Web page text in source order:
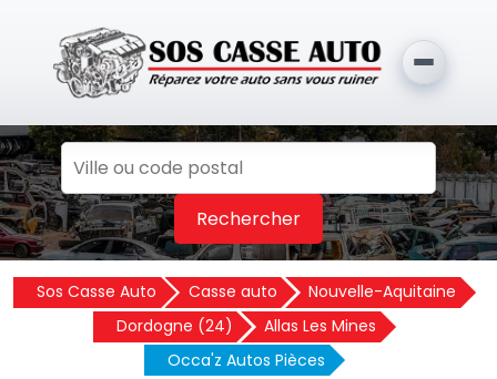
Rechercher
Sos Casse Auto Casse auto
Nouvelle-Aquitaine
Dordogne (24)
Allas Les Mines
Occa'z Autos Pièces